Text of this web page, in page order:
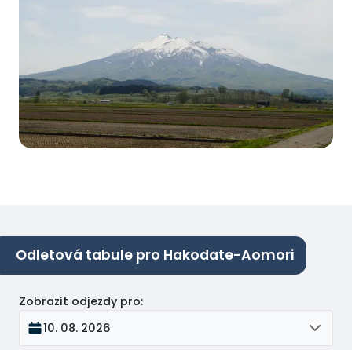
Odletová tabule pro Hakodate-Aomori
Zobrazit odjezdy pro:
10. 08. 2026